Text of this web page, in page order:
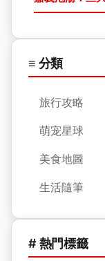
≡ 分類
旅行攻略
萌宠星球
美食地圖
生活隨筆
# 熱門標籤